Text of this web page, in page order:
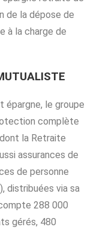
de la dépose de
à la charge de
épargne, le groupe
complète
la Retraite
assurances de
de personne
distribuées via sa
288 000
gérés, 480